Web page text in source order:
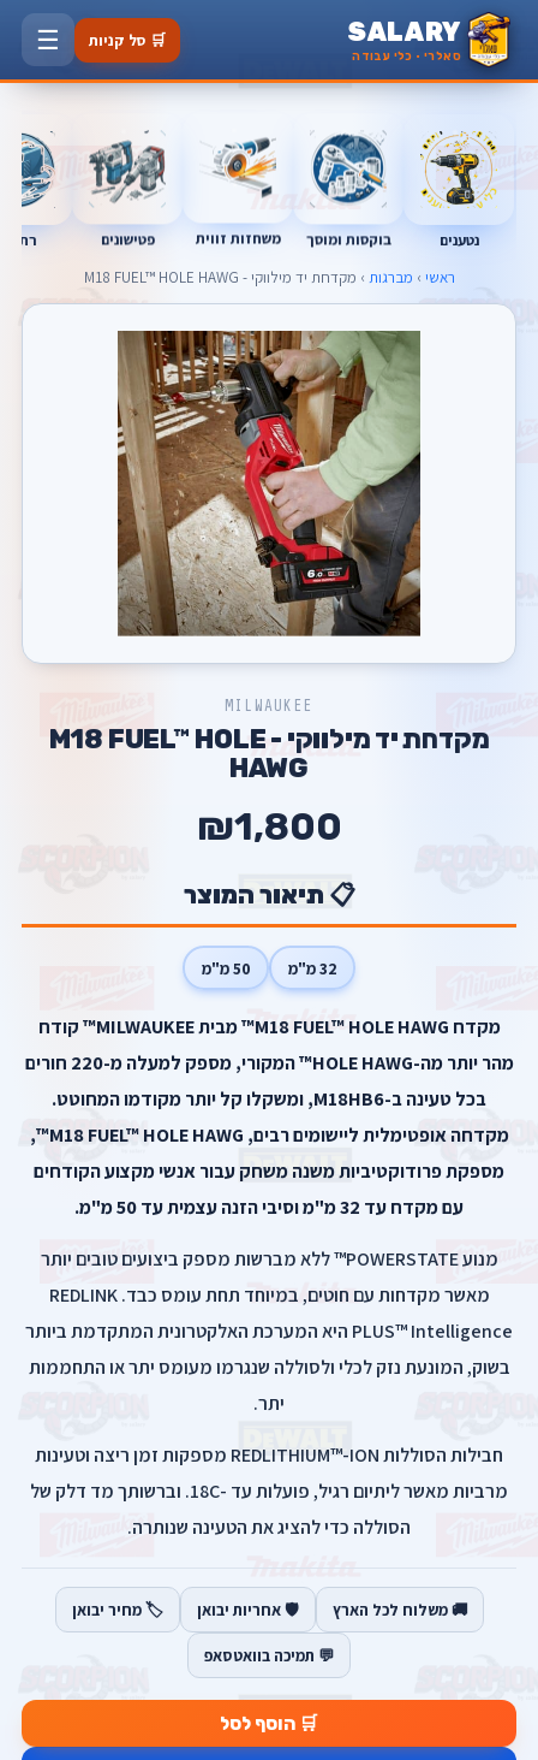
SALARY
סאלרי · כלי עבודה
🛒 סל קניות ☰
נטענים בוקסות ומוסך משחזות זווית פטישונים
ראשי › מברגות › מקדחת יד מילווקי - M18 FUEL™ HOLE HAWG
MILWAUKEE
מקדחת יד מילווקי - M18 FUEL™ HOLE
HAWG
₪1,800
📋 תיאור המוצר
32 מ"מ 50 מ"מ
מקדח M18 FUEL™ HOLE HAWG™ מבית MILWAUKEE™ קודח
מהר יותר מה-HOLE HAWG™ המקורי, מספק למעלה מ-220 חורים
בכל טעינה ב-M18HB6, ומשקלו קל יותר מקודמו המחוטט.
מקדחה אופטימלית ליישומים רבים, M18 FUEL™ HOLE HAWG™,
מספקת פרודוקטיביות משנה משחק עבור אנשי מקצוע הקודחים
עם מקדח עד 32 מ"מ וסיבי הזנה עצמית עד 50 מ"מ.
מנוע POWERSTATE™ ללא מברשות מספק ביצועים טובים יותר
מאשר מקדחות עם חוטים, במיוחד תחת עומס כבד. REDLINK
PLUS™ Intelligence היא המערכת האלקטרונית המתקדמת ביותר
בשוק, המונעת נזק לכלי ולסוללה שנגרמו מעומס יתר או התחממות
יתר.
חבילות הסוללות REDLITHIUM™-ION מספקות זמן ריצה וטעינות
מרביות מאשר ליתיום רגיל, פועלות עד -18C. וברשותך מד דלק של
הסוללה כדי להציג את הטעינה שנותרה.
🚚 משלוח לכל הארץ 🛡️ אחריות יבואן 🏷️ מחיר יבואן
💬 תמיכה בוואטסאפ
🛒 הוסף לסל